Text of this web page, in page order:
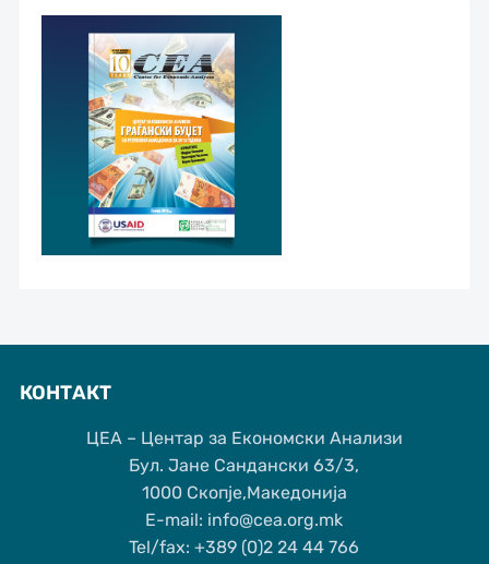
КОНТАКТ
ЦЕА – Центар за Економски Анализи
Бул. Јане Сандански 63/3,
1000 Скопје,Македонија
Е-mail: info@cea.org.mk
Tel/fax: +389 (0)2 24 44 766